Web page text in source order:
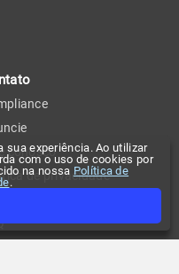
sua experiência. Ao utilizar
com o uso de cookies por
na nossa Política de
.
conosco
de privacidade
privacy settings